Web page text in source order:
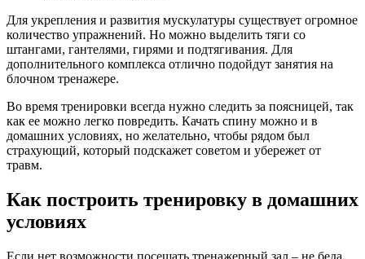
Для укрепления и развития мускулатуры существует огромное
количество упражнений. Но можно выделить тяги со
штангами, гантелями, гирями и подтягивания. Для
дополнительного комплекса отлично подойдут занятия на
блочном тренажере.
Во время тренировки всегда нужно следить за поясницей, так
как ее можно легко повредить. Качать спину можно и в
домашних условиях, но желательно, чтобы рядом был
страхующий, который подскажет советом и убережет от
травм.
Как построить тренировку в домашних
условиях
Если нет возможности посещать тренажерный зал – не беда,